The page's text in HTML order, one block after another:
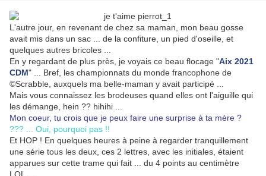
L'autre jour, en revenant de chez sa maman, mon beau gosse
avait mis dans un sac ... de la confiture, un pied d'oseille, et
quelques autres bricoles ...
En y regardant de plus près, je voyais ce beau flocage "Aix 2021
CDM" ... Bref, les championnats du monde francophone de
©Scrabble, auxquels ma belle-maman y avait participé ...
Mais vous connaissez les brodeuses quand elles ont l'aiguille qui
les démange, hein ?? hihihi ...
Mon coeur, tu crois que je peux faire une surprise à ta mère ?
??? ... Oui, pourquoi pas !!
Et HOP ! En quelques heures à peine à regarder tranquillement
une série tous les deux, ces 2 lettres, avec les initiales, étaient
apparues sur cette trame qui fait ... du 4 points au centimètre